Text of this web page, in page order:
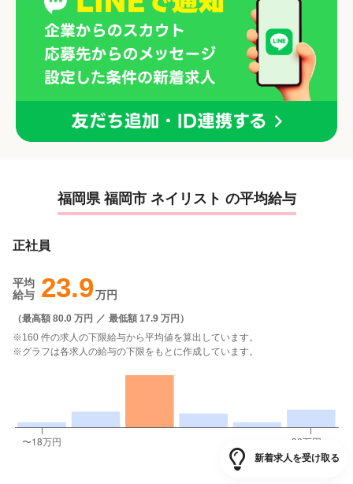
福岡県 福岡市 ネイリスト の平均給与
正社員
平均
給与 23.9万円
（最高額 80.0 万円 ／ 最低額 17.9 万円 ）
※160 件の求人の下限給与から平均値を算出しています。
※グラフは各求人の給与の下限をもとに作成しています。
新着求人を受け取る